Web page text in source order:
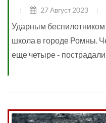
27 Август 2023
Ударным
школа в городе Ромны.
еще четыре - пострадали.